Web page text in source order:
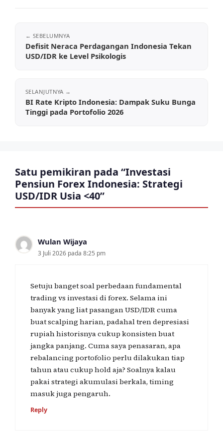
Defisit Neraca Perdagangan Indonesia Tekan
USD/IDR ke Level Psikologis
BI Rate Kripto Indonesia: Dampak Suku Bunga
Tinggi pada Portofolio 2026
Satu pemikiran pada “Investasi
Pensiun Forex Indonesia: Strategi
USD/IDR Usia <40”
Wulan Wijaya
3 Juli 2026 pada 8:25 pm
Setuju banget soal perbedaan fundamental
trading vs investasi di forex. Selama ini
banyak yang liat pasangan USD/IDR cuma
buat scalping harian, padahal tren depresiasi
rupiah historisnya cukup konsisten buat
jangka panjang. Cuma saya penasaran, apa
rebalancing portofolio perlu dilakukan tiap
tahun atau cukup hold aja? Soalnya kalau
pakai strategi akumulasi berkala, timing
masuk juga pengaruh.
Reply